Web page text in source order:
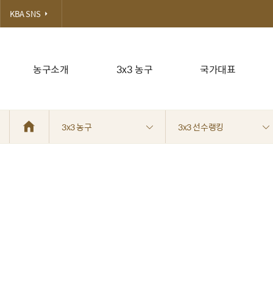
농구소개 3x3 농구 국가대표
KBA SNS
3x3 농구 3x3 선수랭킹